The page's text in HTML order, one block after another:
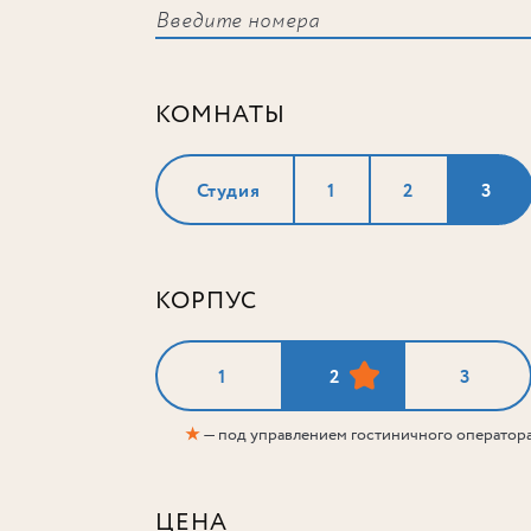
КОМНАТЫ
Студия 1 2 3
КОРПУС
1 2 3
★— под управлением гостиничного
ЦЕНА